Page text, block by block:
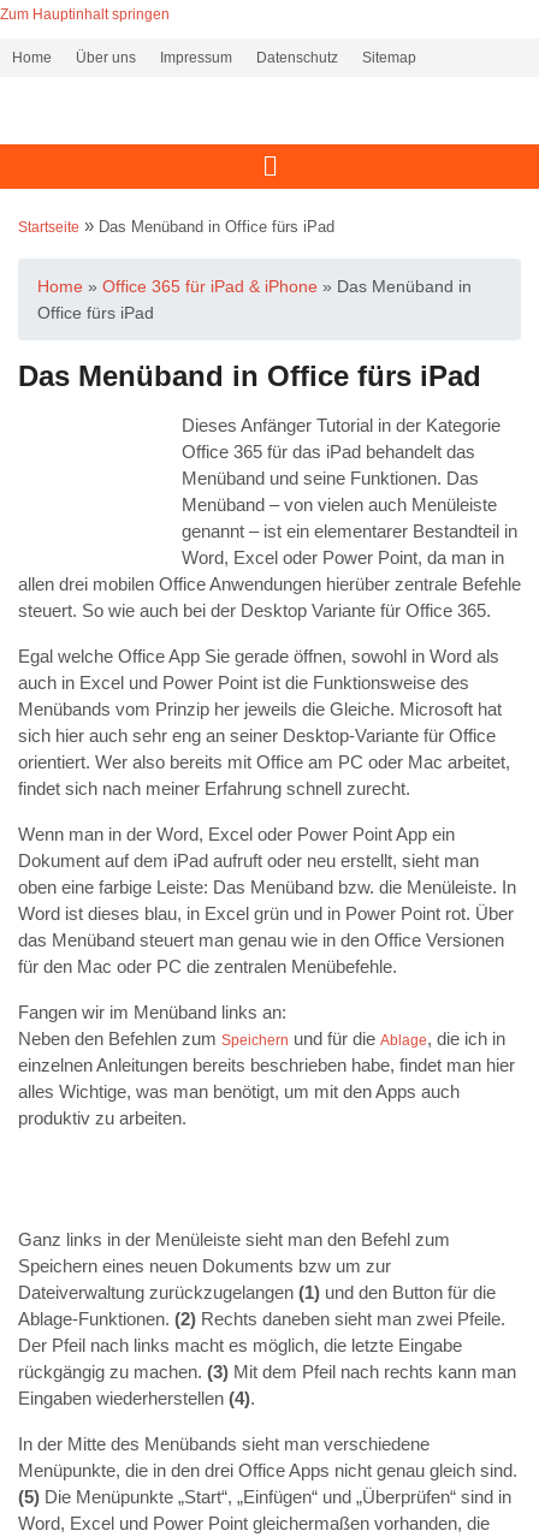
Zum Hauptinhalt springen
Home Über uns Impressum Datenschutz Sitemap
Startseite » Das Menüband in Office fürs iPad
Home » Office 365 für iPad & iPhone » Das Menüband in
Office fürs iPad
Das Menüband in Office fürs iPad
Dieses Anfänger Tutorial in der Kategorie
Office 365 für das iPad behandelt das
Menüband und seine Funktionen. Das
Menüband – von vielen auch Menüleiste
genannt – ist ein elementarer Bestandteil in
Word, Excel oder Power Point, da man in
allen drei mobilen Office Anwendungen hierüber zentrale Befehle
steuert. So wie auch bei der Desktop Variante für Office 365.
Egal welche Office App Sie gerade öffnen, sowohl in Word als
auch in Excel und Power Point ist die Funktionsweise des
Menübands vom Prinzip her jeweils die Gleiche. Microsoft hat
sich hier auch sehr eng an seiner Desktop-Variante für Office
orientiert. Wer also bereits mit Office am PC oder Mac arbeitet,
findet sich nach meiner Erfahrung schnell zurecht.
Wenn man in der Word, Excel oder Power Point App ein
Dokument auf dem iPad aufruft oder neu erstellt, sieht man
oben eine farbige Leiste: Das Menüband bzw. die Menüleiste. In
Word ist dieses blau, in Excel grün und in Power Point rot. Über
das Menüband steuert man genau wie in den Office Versionen
für den Mac oder PC die zentralen Menübefehle.
Fangen wir im Menüband links an:
Neben den Befehlen zum Speichern und für die Ablage, die ich in
einzelnen Anleitungen bereits beschrieben habe, findet man hier
alles Wichtige, was man benötigt, um mit den Apps auch
produktiv zu arbeiten.
Ganz links in der Menüleiste sieht man den Befehl zum
Speichern eines neuen Dokuments bzw um zur
Dateiverwaltung zurückzugelangen (1) und den Button für die
Ablage-Funktionen. (2) Rechts daneben sieht man zwei Pfeile.
Der Pfeil nach links macht es möglich, die letzte Eingabe
rückgängig zu machen. (3) Mit dem Pfeil nach rechts kann man
Eingaben wiederherstellen (4).
In der Mitte des Menübands sieht man verschiedene
Menüpunkte, die in den drei Office Apps nicht genau gleich sind.
(5) Die Menüpunkte „Start“, „Einfügen“ und „Überprüfen“ sind in
Word, Excel und Power Point gleichermaßen vorhanden, die